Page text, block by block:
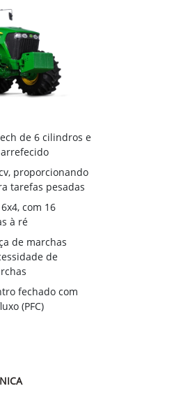
de 6 cilindros e
proporcionando
tarefas pesadas
com 16
à ré
de marchas
de
fechado com
(PFC)